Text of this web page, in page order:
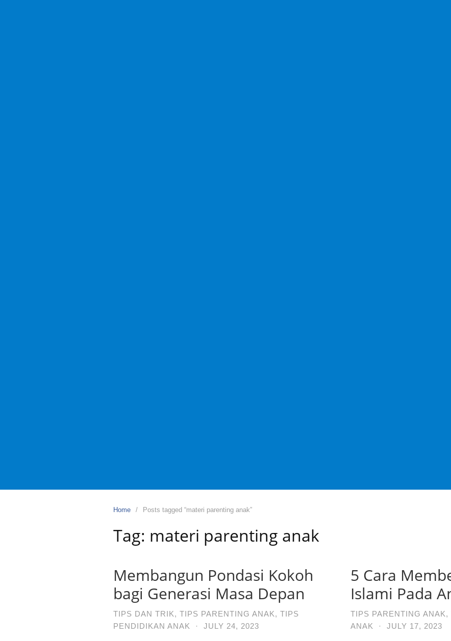
Home Posts tagged “materi parenting anak”
Tag: materi parenting anak
Membangun Pondasi Kokoh
bagi Generasi Masa Depan
TIPS DAN TRIK, TIPS PARENTING ANAK, TIPS
PENDIDIKAN ANAK
· JULY 24, 2023
5 Cara
Islami Pada
TIPS PARENTING ANAK,
ANAK
· JULY 17, 2023